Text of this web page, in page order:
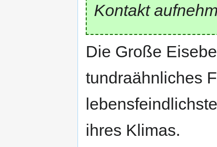
Kontakt
Die Große
tundraähnliches
ihres Klimas.